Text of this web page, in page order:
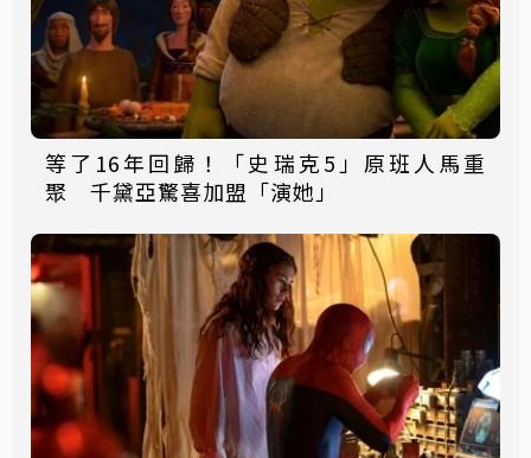
等了16年回歸！「史瑞克5」原班人馬重
聚 千黛亞驚喜加盟「演她」